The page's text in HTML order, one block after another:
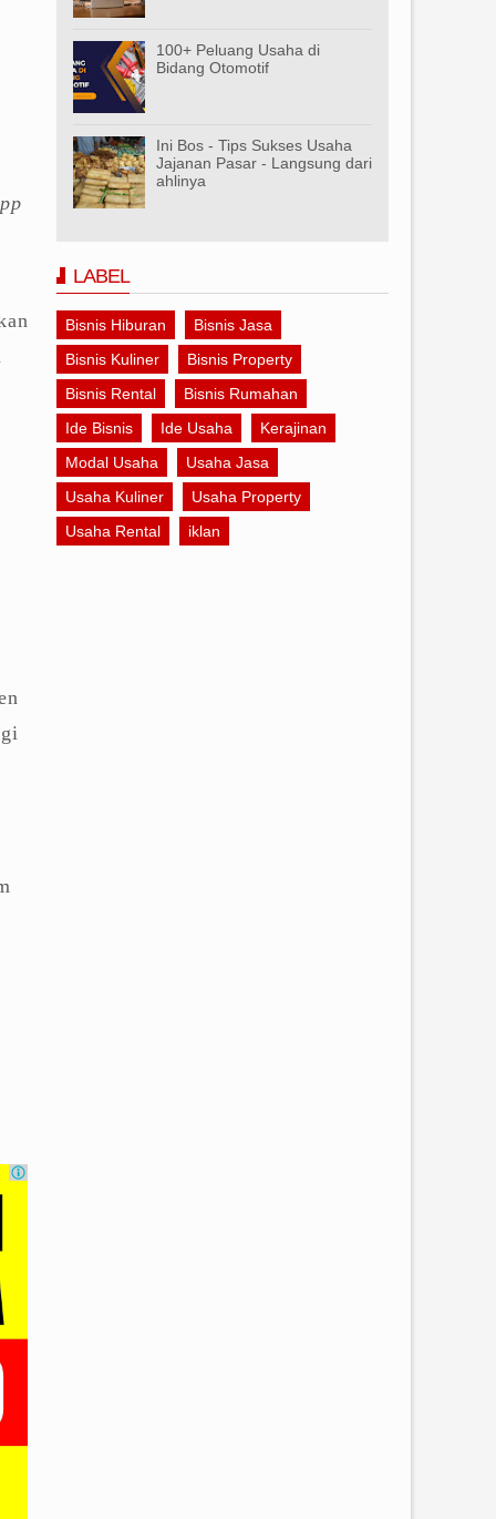
100+ Peluang Usaha di
Bidang Otomotif
Ini Bos - Tips Sukses Usaha
Jajanan Pasar - Langsung dari
ahlinya
LABEL
Bisnis Hiburan
Bisnis Jasa
Bisnis Kuliner
Bisnis Property
Bisnis Rental
Bisnis Rumahan
Ide Bisnis
Ide Usaha
Kerajinan
Modal Usaha
Usaha Jasa
Usaha Kuliner
Usaha Property
Usaha Rental
iklan